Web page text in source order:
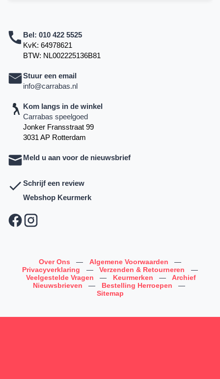
Bel: 010 422 5525
KvK: 64978621
BTW: NL002225136B81
Stuur een email
info@carrabas.nl
Kom langs in de winkel
Carrabas speelgoed
Jonker Fransstraat 99
3031 AP Rotterdam
Meld u aan voor de nieuwsbrief
Schrijf een review
Webshop Keurmerk
Over Ons — Algemene Voorwaarden
—
Privacyverklaring
— Verzenden & Retourneren
—
Veelgestelde Vragen
— Keurmerken —
Archief
Nieuwsbrieven
— Bestelling Herroepen
—
Sitemap